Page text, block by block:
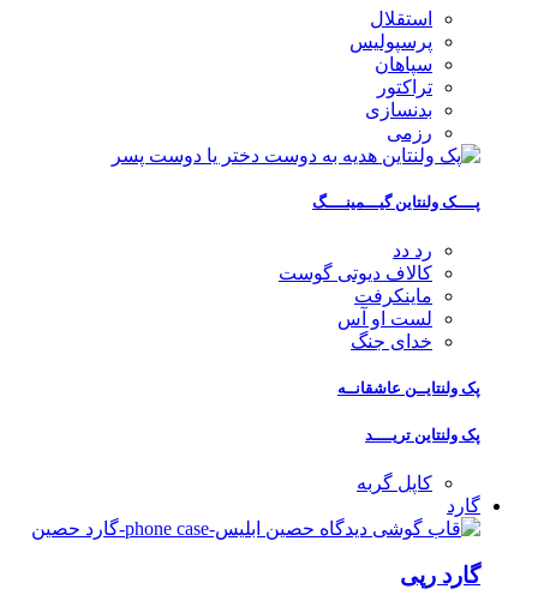
استقلال
پرسپولیس
سپاهان
تراکتور
بدنسازی
رزمی
پــــک ولنتاین گیـــمینــــگ
رد دد
کالاف دیوتی گوست
ماینکرفت
لست او آس
خدای جنگ
پک ولنتایــن عاشقانــه
پک ولنتاین تریــــد
کاپل گربه
گارد
گارد رپی